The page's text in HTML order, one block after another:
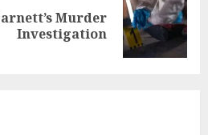
Murder
Investigation